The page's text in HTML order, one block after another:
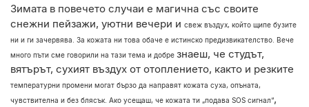
Зимата в повечето случаи е магична със своите
снежни пейзажи, уютни вечери и свеж въздух, който щипе бузите
ни и ги зачервява. За кожата ни това обаче е истинско предизвикателство. Вече
много пъти сме говорили на тази тема и добре знаеш, че студът,
вятърът, сухият въздух от отоплението, както и резките
температурни промени могат бързо да направят кожата суха, опъната,
чувствителна и без блясък. Ако усещаш, че кожата ти „подава SOS сигнал“,